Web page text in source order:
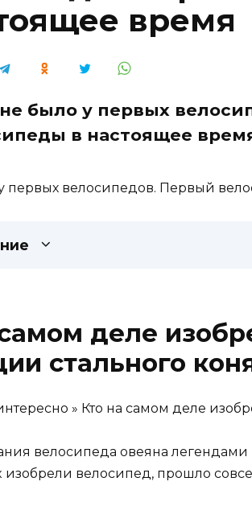
время
было у первых
в настоящее
первых велосипедов. Первый
деле
стального
» Кто на самом деле
велосипеда овеяна
изобрели велосипед, прошло